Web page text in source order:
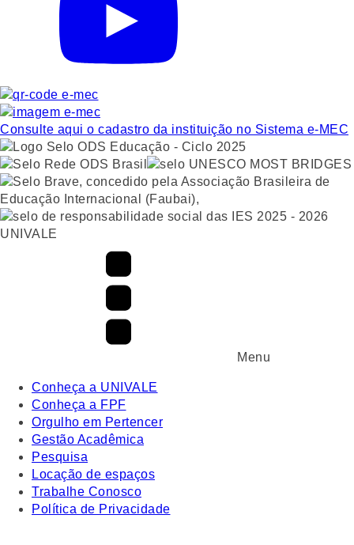
Consulte aqui o cadastro da instituição no Sistema e-MEC
UNIVALE
Menu
Conheça a UNIVALE
Conheça a FPF
Orgulho em Pertencer
Gestão Acadêmica
Pesquisa
Locação de espaços
Trabalhe Conosco
Política de Privacidade